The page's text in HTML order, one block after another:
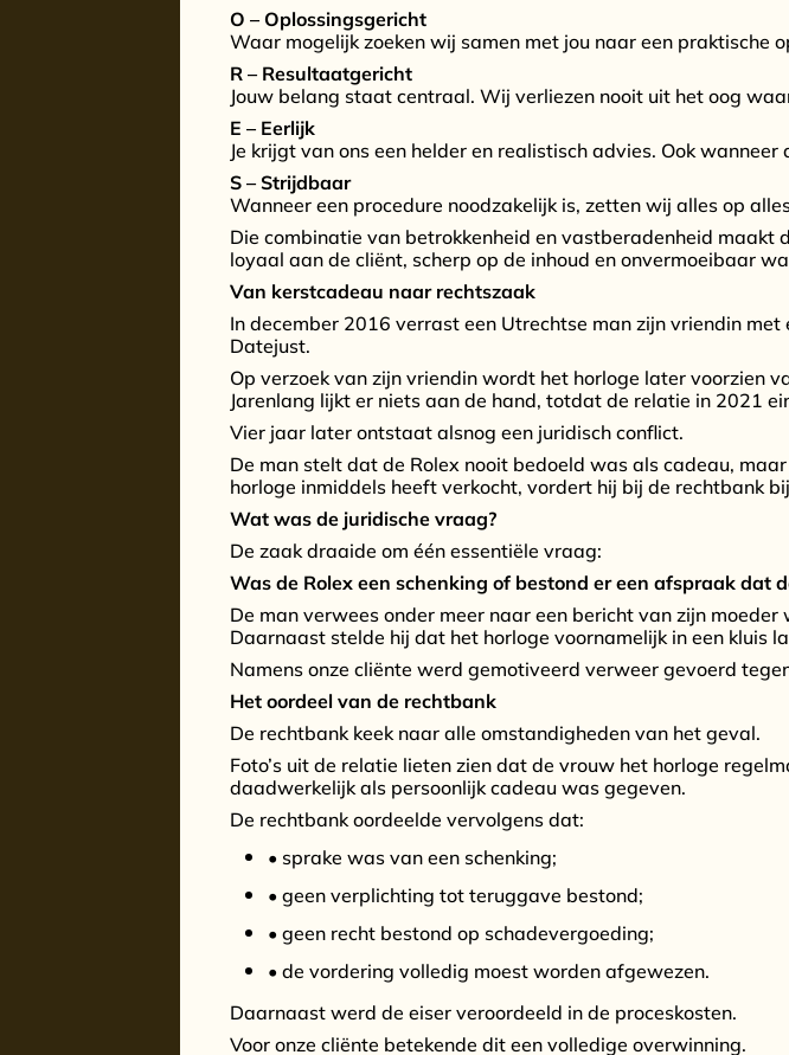
O – Oplossingsgericht
Waar mogelijk zoeken wij samen met jou naar een praktische
R – Resultaatgericht
Jouw belang staat centraal. Wij verliezen nooit uit het oog
E – Eerlijk
Je krijgt van ons een helder en realistisch advies. Ook
S – Strijdbaar
Wanneer een procedure noodzakelijk is, zetten wij alles op
Die combinatie van betrokkenheid en vastberadenheid maakt
loyaal aan de cliënt, scherp op de inhoud en onvermoeibaar
Van kerstcadeau naar rechtszaak
In december 2016 verrast een Utrechtse man zijn vriendin
Datejust.
Op verzoek van zijn vriendin wordt het horloge later voorzien
Jarenlang lijkt er niets aan de hand, totdat de relatie in 2021
Vier jaar later ontstaat alsnog een juridisch conflict.
De man stelt dat de Rolex nooit bedoeld was als cadeau,
horloge inmiddels heeft verkocht, vordert hij bij de rechtbank
Wat was de juridische vraag?
De zaak draaide om één essentiële vraag:
Was de Rolex een schenking of bestond er een afspraak dat
De man verwees onder meer naar een bericht van zijn
Daarnaast stelde hij dat het horloge voornamelijk in een kluis
Namens onze cliënte werd gemotiveerd verweer gevoerd
Het oordeel van de rechtbank
De rechtbank keek naar alle omstandigheden van het geval.
Foto’s uit de relatie lieten zien dat de vrouw het horloge
daadwerkelijk als persoonlijk cadeau was gegeven.
De rechtbank oordeelde vervolgens dat:
• sprake was van een schenking;
• geen verplichting tot teruggave bestond;
• geen recht bestond op schadevergoeding;
• de vordering volledig moest worden afgewezen.
Daarnaast werd de eiser veroordeeld in de proceskosten.
Voor onze cliënte betekende dit een volledige overwinning.